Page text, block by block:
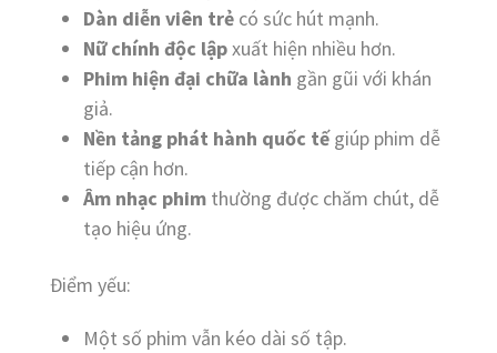
Dàn diễn viên trẻ có sức hút mạnh.
Nữ chính độc lậpxuất hiện nhiều hơn.
Phim hiện đại chữa lành gần gũi với khán
giả.
Nền tảng phát hành quốc tếgiúp phim dễ
tiếp cận hơn.
Âm nhạc phim thường được chăm chút, dễ
tạo hiệu ứng.
Điểm yếu:
Một số phim vẫn kéo dài số tập.